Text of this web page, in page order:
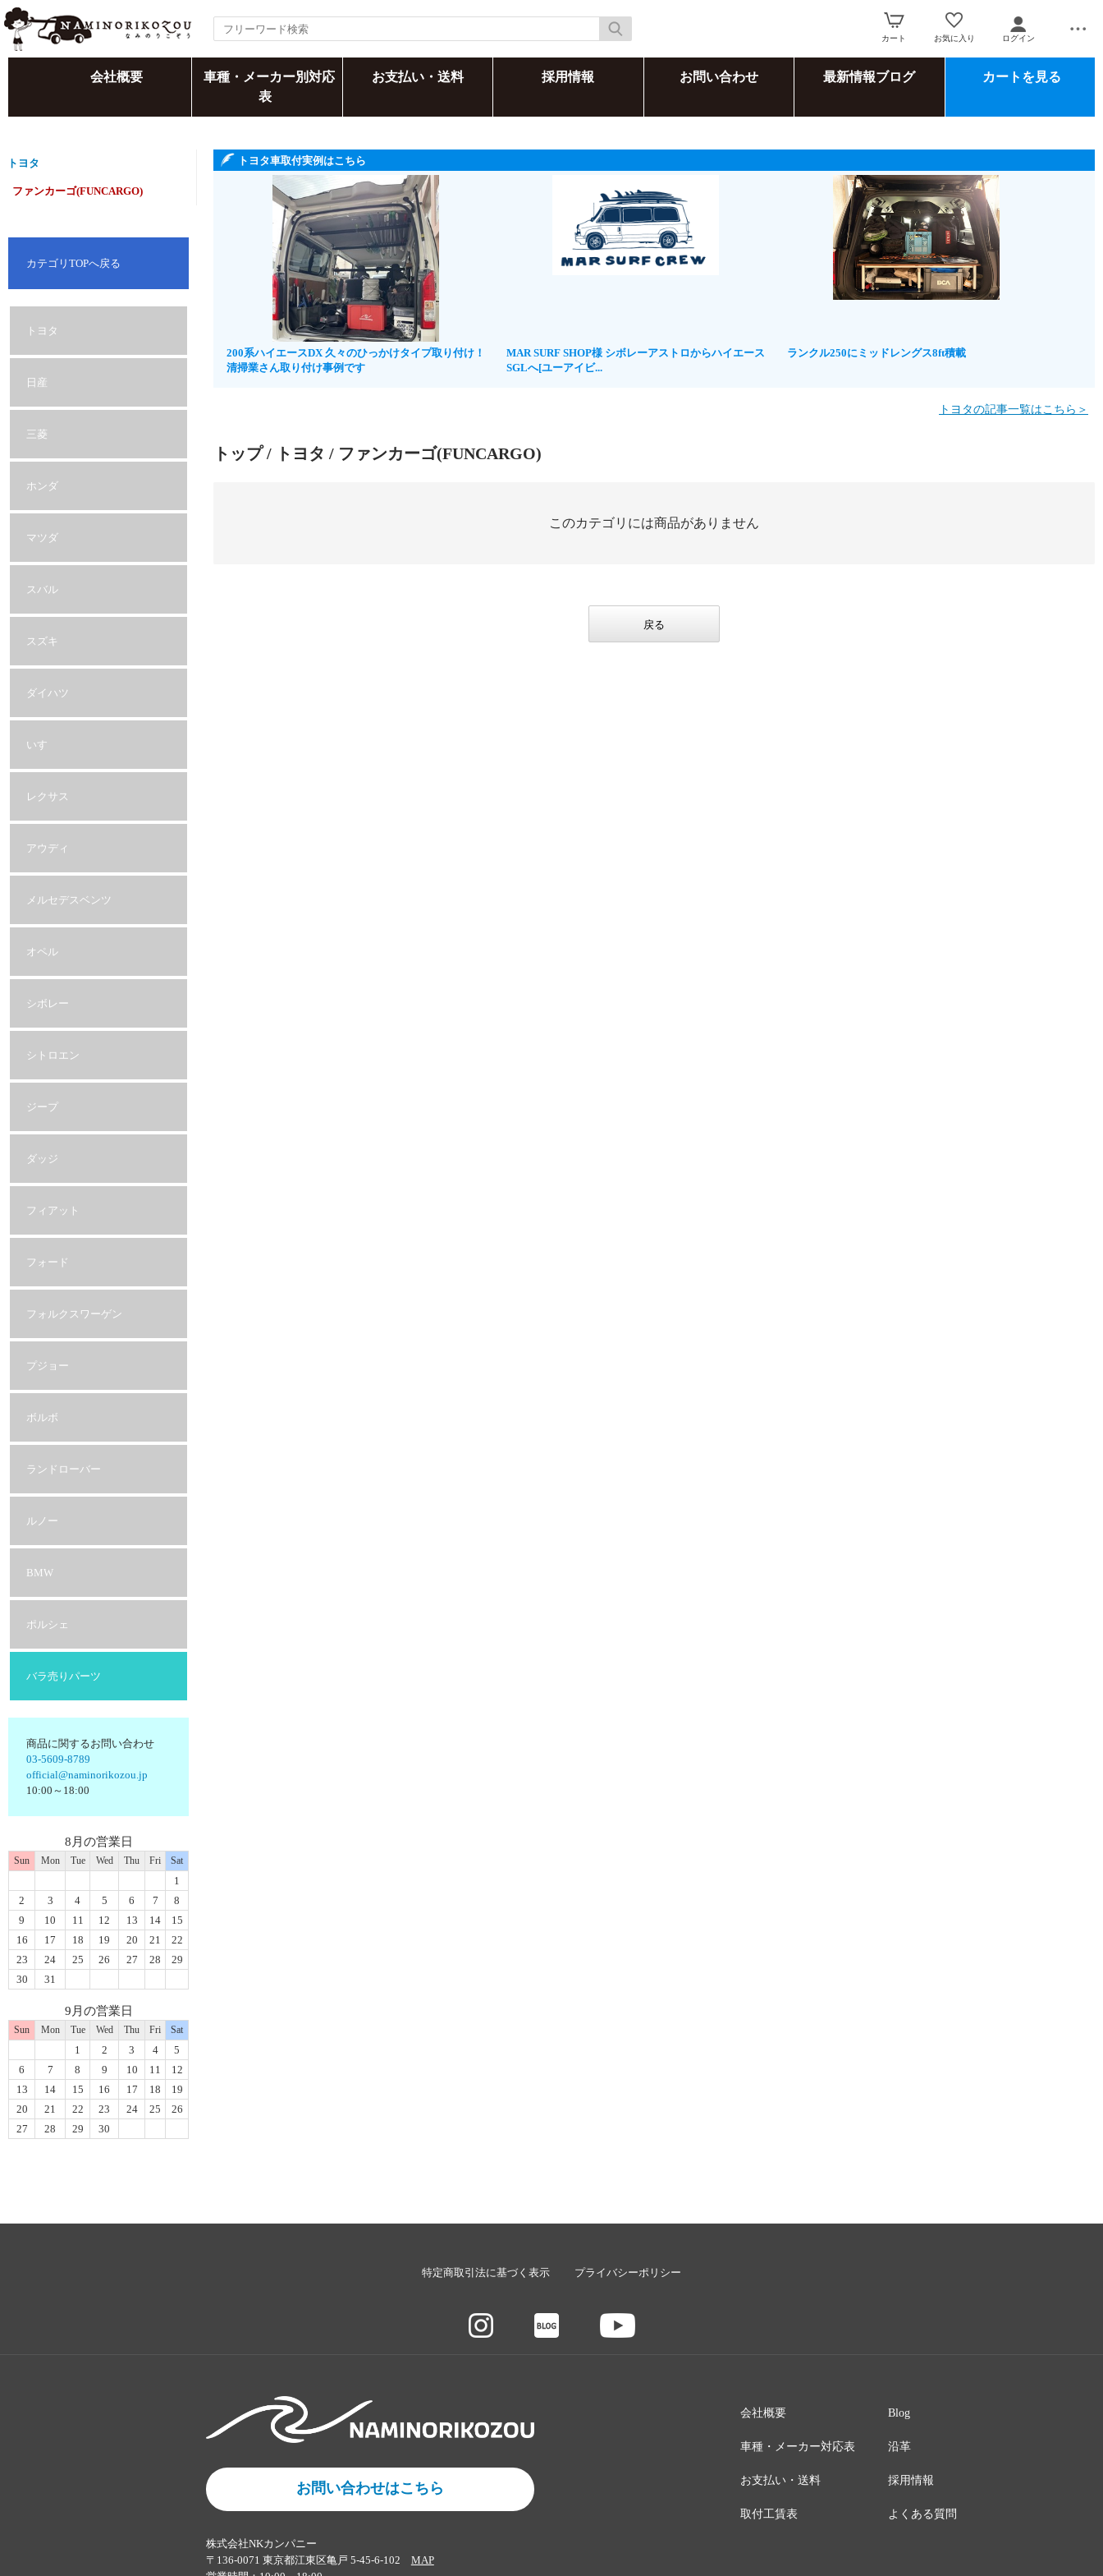
カート お気に入り ログイン
会社概要
車種・メーカー別対応
表
お支払い・送料 採用情報 お問い合わせ 最新情報ブログ カートを見る
トヨタ
ファンカーゴ(FUNCARGO)
カテゴリTOPへ戻る
トヨタ
日産
三菱
ホンダ
マツダ
スバル
スズキ
ダイハツ
いすゞ
レクサス
アウディ
メルセデスベンツ
オペル
シボレー
シトロエン
ジープ
ダッジ
フィアット
フォード
フォルクスワーゲン
プジョー
ボルボ
ランドローバー
ルノー
BMW
ポルシェ
バラ売りパーツ
商品に関するお問い合わせ
03-5609-8789
official@naminorikozou.jp
10:00～18:00
8月の営業日
Sun Mon Tue Wed Thu Fri Sat
1
2
3 4 5 6 7
8
9
10 11 12 13 14
15
16
17 18 19 20 21
22
23
24 25 26 27 28
29
30
31
9月の営業日
Sun Mon Tue Wed Thu Fri Sat
1 2 3 4
5
6
7 8 9 10 11
12
13
14 15 16 17 18
19
20
21 22 23 24 25
26
27
28 29 30
トヨタ車取付実例はこちら
200系ハイエースDX 久々のひっかけタイプ取り付け！
清掃業さん取り付け事例です
MAR SURF SHOP様 シボレーアストロからハイエース
SGLへ[ユーアイビ...
ランクル250にミッドレングス8ft積載
トヨタの記事一覧はこちら＞
トップ/ トヨタ / ファンカーゴ(FUNCARGO)
このカテゴリには商品がありません
戻る
特定商取引法に基づく表示 プライバシーポリシー
お問い合わせはこちら
株式会社NKカンパニー
〒136-0071 東京都江東区亀戸 5-45-6-102 MAP
会社概要
車種・メーカー対応表
お支払い・送料
取付工賃表
Blog
沿革
採用情報
よくある質問